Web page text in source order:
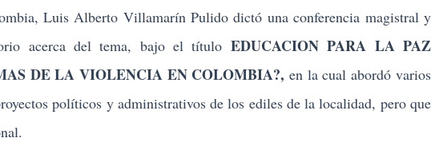
Luis Alberto Villamarín Pulido dictó una conferencia magistral y
acerca del tema, bajo el título EDUCACION PARA LA PAZ
DE LA VIOLENCIA EN COLOMBIA?,en la cual abordó varios
políticos y administrativos de los ediles de la localidad, pero que